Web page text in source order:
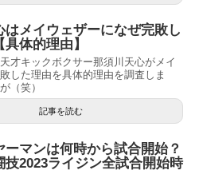
はメイウェザーになぜ完敗し
体的理由】
才キックボクサー那須川天心がメイ
した理由を具体的理由を調査しま
（笑）
記事を読む
ーマンは何時から試合開始？
技2023ライジン全試合開始時